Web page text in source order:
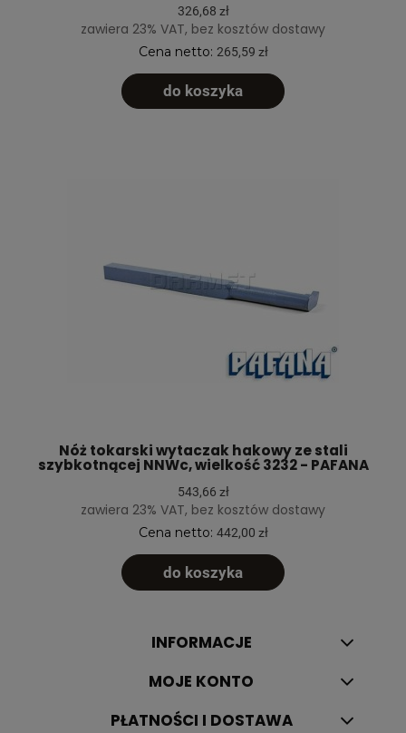
326,68 zł
zawiera 23% VAT, bez kosztów dostawy
Cena netto: 265,59 zł
do koszyka
Nóż tokarski wytaczak hakowy ze stali
szybkotnącej NNWc, wielkość 3232 - PAFANA
543,66 zł
zawiera 23% VAT, bez kosztów dostawy
Cena netto: 442,00 zł
do koszyka
INFORMACJE
MOJE KONTO
PŁATNOŚCI I DOSTAWA